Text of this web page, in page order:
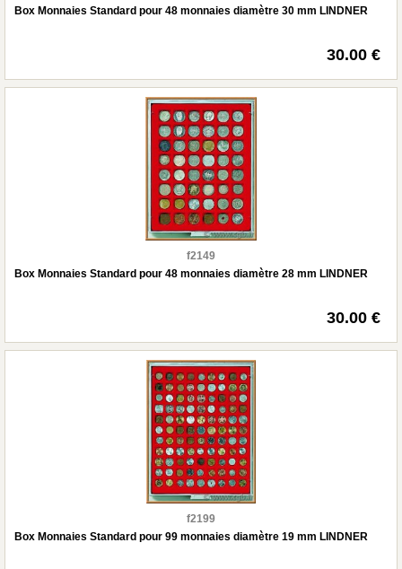
Box Monnaies Standard pour 48 monnaies diamètre 30 mm LINDNER
30.00 €
f2149
Box Monnaies Standard pour 48 monnaies diamètre 28 mm LINDNER
30.00 €
f2199
Box Monnaies Standard pour 99 monnaies diamètre 19 mm LINDNER